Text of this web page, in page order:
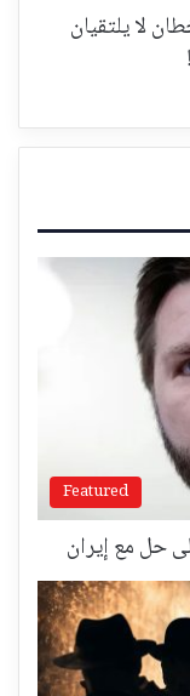
لا يلتقيان
Featured
حل مع إيران